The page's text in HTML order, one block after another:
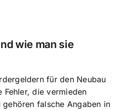
wie man sie
für den Neubau
die vermieden
falsche Angaben in